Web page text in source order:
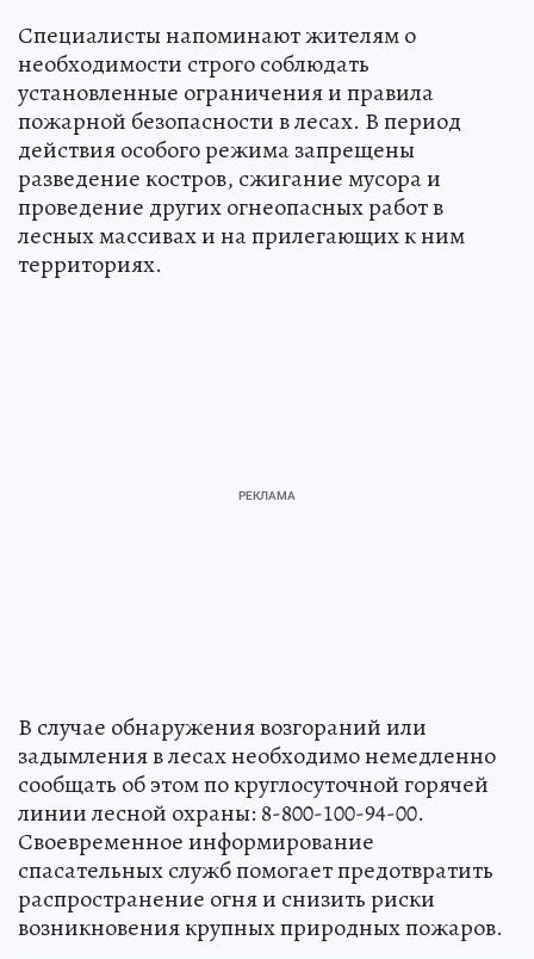
Специалисты напоминают жителям о
необходимости строго соблюдать
установленные ограничения и правила
пожарной безопасности в лесах. В период
действия особого режима запрещены
разведение костров, сжигание мусора и
проведение других огнеопасных работ в
лесных массивах и на прилегающих к ним
территориях.
В случае обнаружения возгораний или
задымления в лесах необходимо немедленно
сообщать об этом по круглосуточной горячей
линии лесной охраны: 8-800-100-94-00.
Своевременное информирование
спасательных служб помогает предотвратить
распространение огня и снизить риски
возникновения крупных природных пожаров.